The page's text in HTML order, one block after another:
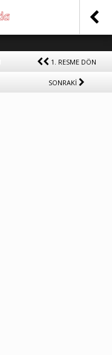
1. RESME DÖN
SONRAKİ